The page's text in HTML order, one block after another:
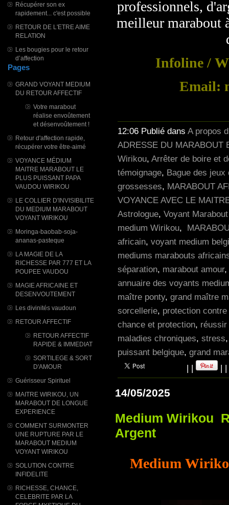
Récupérer son ex
rapidement... c'est possible
RETOUR DE L'ETRE AIME
RELATION
Les bougies pour le retour
d’affection
Pages
GRAND VOYANT MEDIUM
DU RETOUR AFFECTIF
Votre marabout
réalise envoûtement
et désenvoûtement !
Retour d'affection rapide,
récupérer votre être-aimé
VOYANCE MÉDIUM
MAITRE MARABOUT LE
PLUS PUISSANT PAPA
VAUDOU WIRIKOU
LE COLLIER D'INVISIBILITE
DU MEDIUM MARABOUT
VOYANT WIRIKOU
Moringa-baobab-soja-
ananas-pasteque
LA MAGIE DE LA
RICHESSE PAR 777 ET LA
POUPEE VAUDOU
MAGIE AFRICAINE ET
DESENVOUTEMENT
Les divinités vaudoun
RETOUR AFFECTIF
RETOUR AFFECTIF
RAPIDE & IMMEDIAT
SORTILEGE & SORT
D'AMOUR
Guérisseur Spirituel
MAITRE WIRIKOU, UN
MARABOUT DE LONGUE
EXPERIENCE
COMMENT SURMONTER
UNE RUPTURE PAR LE
MARABOUT MEDIUM
VOYANT WIRIKOU
SOLUTION CONTRE
INFIDELITE
RICHESSE, CHANCE,
CELEBRITE PAR LA
professionnels,
meilleur marabout
Infoline /
Email:
12:06 Publié dans A propos
ADRESSE DU MARABOUT
Wirikou, Arrêter de boire et
témoignage, Bague des jeux
grossesses, MARABOUT
VOYANCE AVEC LE
Astrologue, Voyant
medium Wirikou,
africain, voyant medium
mediums marabouts
séparation, marabout amour,
annuaire des voyants
maître ponty, grand maître
sorcellerie, protection
chance et protection,
maladies chroniques, stress
puissant belgique, grand
| | | |
14/05/2025
Medium Wirikou
Argent
Medium